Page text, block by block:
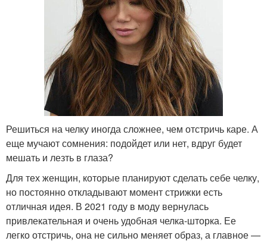
Решиться на челку иногда сложнее, чем отстричь каре. А
еще мучают сомнения: подойдет или нет, вдруг будет
мешать и лезть в глаза?
Для тех женщин, которые планируют сделать себе челку,
но постоянно откладывают момент стрижки есть
отличная идея. В 2021 году в моду вернулась
привлекательная и очень удобная челка-шторка. Ее
легко отстричь, она не сильно меняет образ, а главное —